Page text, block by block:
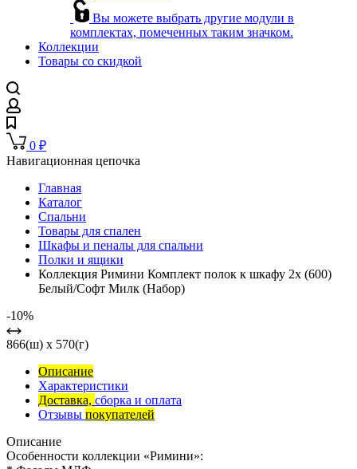
Вы можете выбрать другие модули в
комплектах, помеченных таким значком.
Коллекции
Товары со скидкой
0 ₽
Навигационная цепочка
Главная
Каталог
Спальни
Товары для спален
Шкафы и пеналы для спальни
Полки и ящики
Коллекция Римини Комплект полок к шкафу 2х (600)
Белый/Софт Милк (Набор)
-10%
866(ш) x 570(г)
Описание
Характеристики
Доставка, сборка и оплата
Отзывы покупателей
Описание
Особенности коллекции «Римини»: